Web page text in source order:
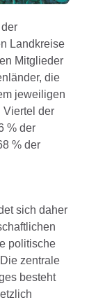
Landkreise
Mitglieder
die
jeweiligen
Viertel der
% der
% der
sich daher
politische
zentrale
besteht